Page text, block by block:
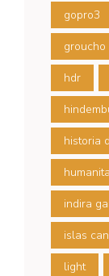
gopro3
groucho
hdr
historia
indira
islas
light